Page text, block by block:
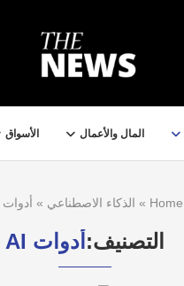
المال والأعمال الأسواق
Home
» الذكاء الاصطناعي » أدوات AI
التصنيف: أدوات AI